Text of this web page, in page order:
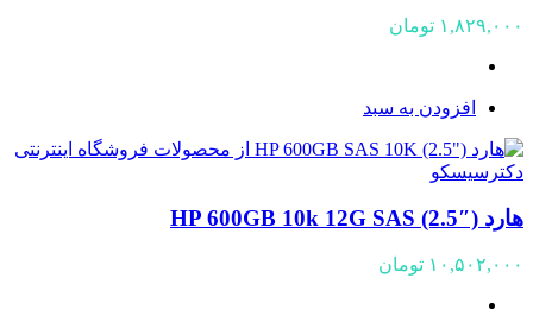
۱,۸۲۹,۰۰۰ تومان
افزودن به سبد
هارد HP 600GB 10k 12G SAS (2.5″)
۱۰,۵۰۲,۰۰۰ تومان